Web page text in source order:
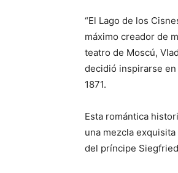
“El Lago de los
máximo creador de
teatro de Moscú,
decidió inspirarse en
1871.
Esta romántica
una mezcla
del príncipe